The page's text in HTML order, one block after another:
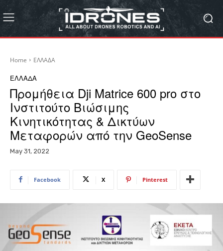
Home ΕΛΛΑΔΑ
ΕΛΛΑΔΑ
Προμήθεια Dji Matrice 600 pro στο
Ινστιτούτο Βιώσιμης
Κινητικότητας & Δικτύων
Μεταφορών από την GeoSense
May 31, 2022
Facebook X Pinterest